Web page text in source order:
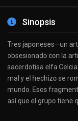
Sinopsis
Tres japoneses—un
obsesionado con la
sacerdotisa elfa
mal y el hechizo se
mundo. Esos
así que el grupo tiene